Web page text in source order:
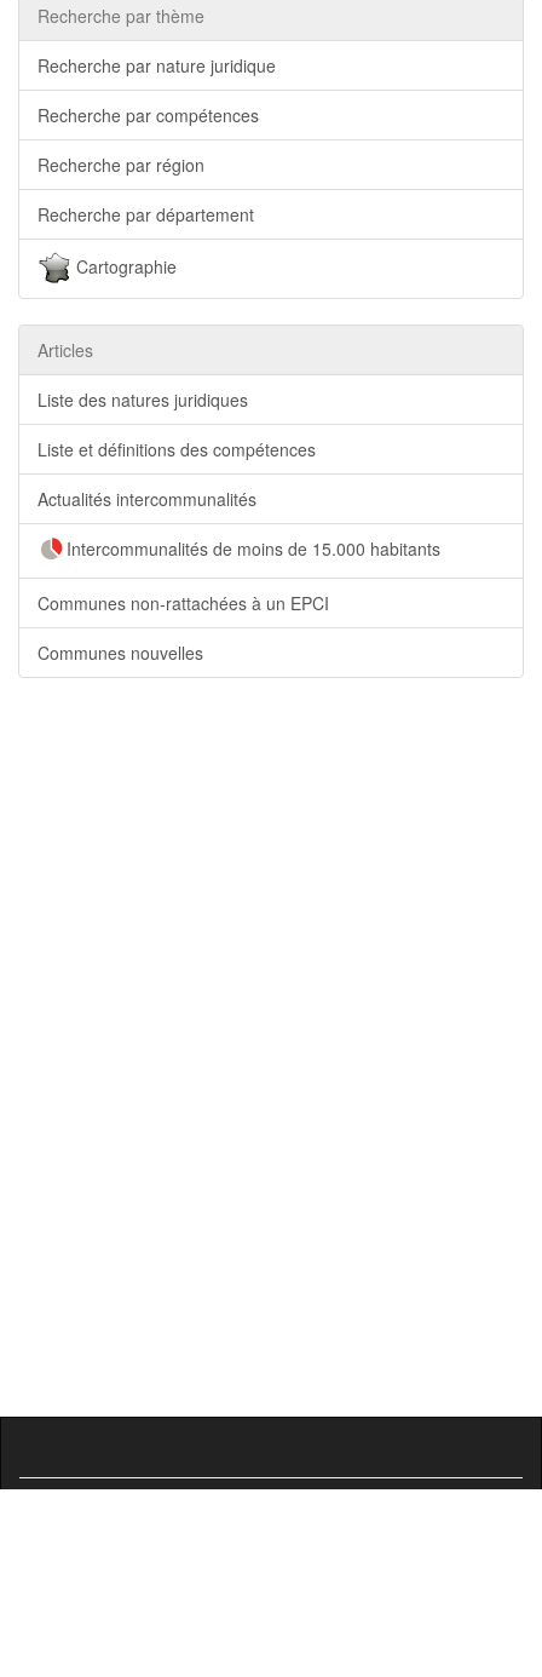
Recherche par thème
Recherche par nature juridique
Recherche par compétences
Recherche par région
Recherche par département
Cartographie
Articles
Liste des natures juridiques
Liste et définitions des compétences
Actualités intercommunalités
Intercommunalités de moins de 15.000 habitants
Communes non-rattachées à un EPCI
Communes nouvelles